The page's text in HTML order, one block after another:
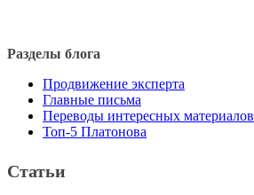
Разделы блога
Продвижение эксперта
Главные письма
Переводы интересных материалов
Топ-5 Платонова
Статьи